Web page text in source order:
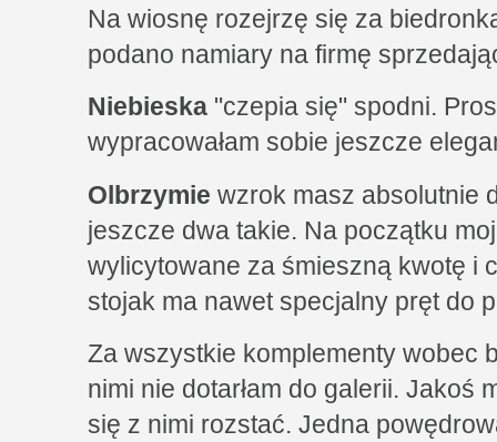
Na wiosnę rozejrzę się za
podano namiary na firmę
Niebieska "czepia się" spodni.
wypracowałam sobie jeszcze
Olbrzymie wzrok masz absolutnie
jeszcze dwa takie. Na początku
wylicytowane za śmieszną kwotę i
stojak ma nawet specjalny pręt do
Za wszystkie komplementy wobec
nimi nie dotarłam do galerii. Jakoś
się z nimi rozstać. Jedna